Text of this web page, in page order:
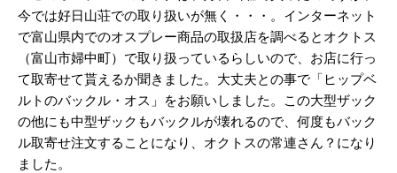
今では好日山荘での取り扱いが無く・・・。インターネット
で富山県内でのオスプレー商品の取扱店を調べるとオクトス
（富山市婦中町）で取り扱っているらしいので、お店に行っ
て取寄せて貰えるか聞きました。大丈夫との事で「ヒップベ
ルトのバックル・オス」をお願いしました。この大型ザック
の他にも中型ザックもバックルが壊れるので、何度もバック
ル取寄せ注文することになり、オクトスの常連さん？になり
ました。